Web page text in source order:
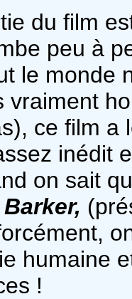
du film
peu à
le monde
vraiment
ce film a
inédit
on sait
humaine
!